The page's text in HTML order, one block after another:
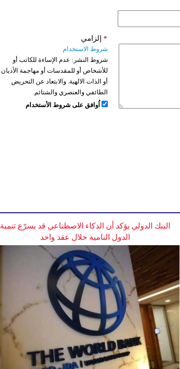
إلزامي *
شروط الاستخدام
شروط النشر: عدم الإساءة للكاتب أو
للأشخاص أو للمقدسات أو مهاجمة الأديان
أو الذات الالهية. والابتعاد عن التحريض
الطائفي والعنصري والشتائم.
اُوافق على شروط الأستخدام
البنك الدولي يؤكد أن الذكاء الاصطناعي قد يسرّع تنمية
الدول النامية خلال عقد واحد